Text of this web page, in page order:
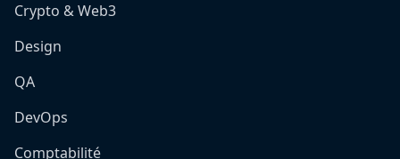
Crypto & Web3
Design
QA
DevOps
Comptabilité